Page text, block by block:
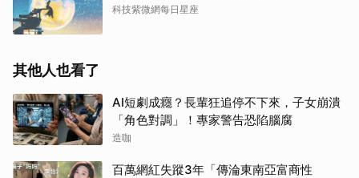
科技紫微網每日星座
其他人也看了
AI短劇成癮？長輩狂追停不下來，子女崩潰
「角色對調」！專家警告恐陷腦腐
造咖
百萬網紅失蹤3年「傳淪東南亞富商性